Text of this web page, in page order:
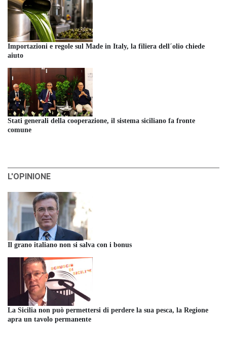
Importazioni e regole sul Made in Italy, la filiera dell´olio chiede
aiuto
Stati generali della cooperazione, il sistema siciliano fa fronte
comune
L'OPINIONE
Il grano italiano non si salva con i bonus
La Sicilia non può permettersi di perdere la sua pesca, la Regione
apra un tavolo permanente